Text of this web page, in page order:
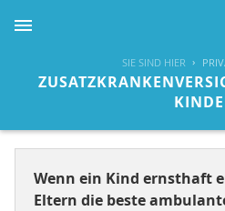
SIE SIND HIER
Wenn ein Kind ernsthaft
Eltern die beste